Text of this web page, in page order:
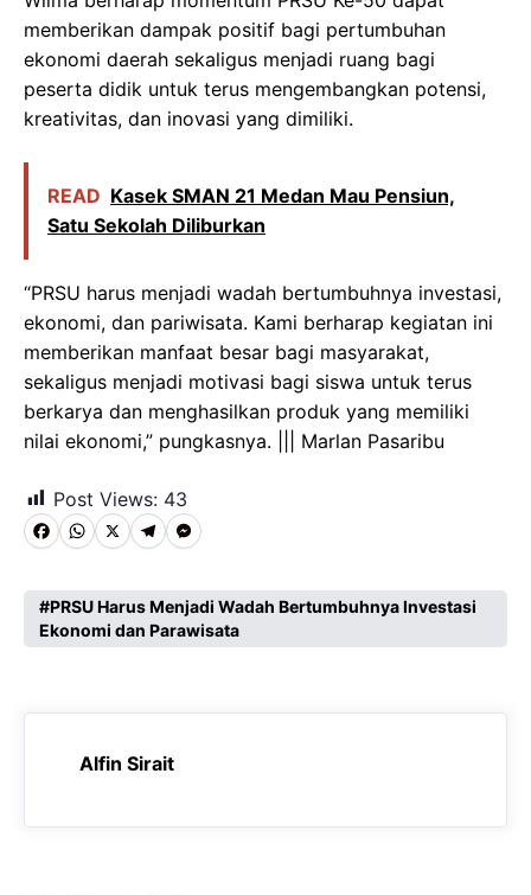
memberikan dampak positif bagi pertumbuhan
ekonomi daerah sekaligus menjadi ruang bagi
peserta didik untuk terus mengembangkan potensi,
kreativitas, dan inovasi yang dimiliki.
READ Kasek SMAN 21 Medan Mau Pensiun,
Satu Sekolah Diliburkan
“PRSU harus menjadi wadah bertumbuhnya investasi,
ekonomi, dan pariwisata. Kami berharap kegiatan ini
memberikan manfaat besar bagi masyarakat,
sekaligus menjadi motivasi bagi siswa untuk terus
berkarya dan menghasilkan produk yang memiliki
nilai ekonomi,” pungkasnya. ||| Marlan Pasaribu
Post Views: 43
F
c
e
o
W
a
t
A
p
X T
l
e
r
a
M
s
s
n
g
r
PRSU Harus Menjadi Wadah Bertumbuhnya Investasi
Ekonomi dan Parawisata
Alfin Sirait